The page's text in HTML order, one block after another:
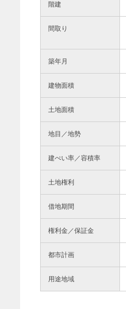
階建
間取り
築年月
建物面積
土地面積
地目／地勢
建ぺい率／容積率
土地権利
借地期間
権利金／保証金
都市計画
用途地域